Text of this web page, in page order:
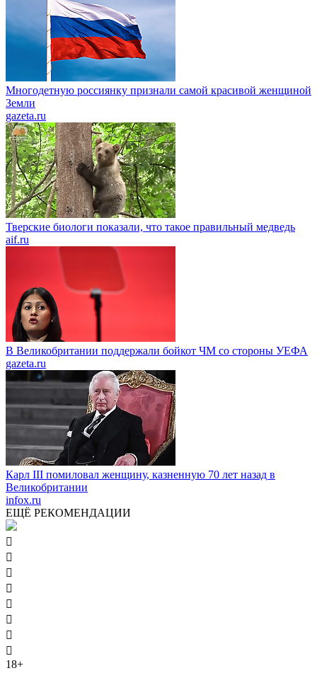
Многодетную россиянку признали самой красивой женщиной
Земли
gazeta.ru
Тверские биологи показали, что такое правильный медведь
aif.ru
В Великобритании поддержали бойкот ЧМ со стороны УЕФА
gazeta.ru
Карл III помиловал женщину, казненную 70 лет назад в
Великобритании
infox.ru
ЕЩЁ РЕКОМЕНДАЦИИ








18+